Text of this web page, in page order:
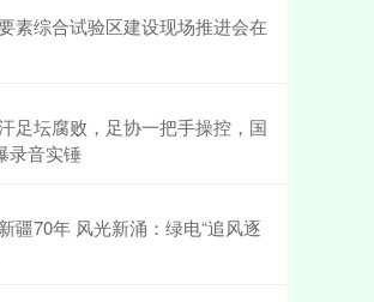
素综合试验区建设现场推进会在
足坛腐败，足协一把手操控，国
录音实锤
疆70年 风光新涌：绿电“追风逐